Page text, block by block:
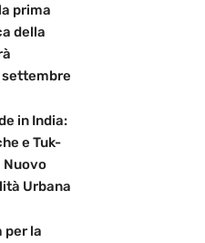
prima
della
in India:
e Tuk-
Nuovo
Urbana
per la